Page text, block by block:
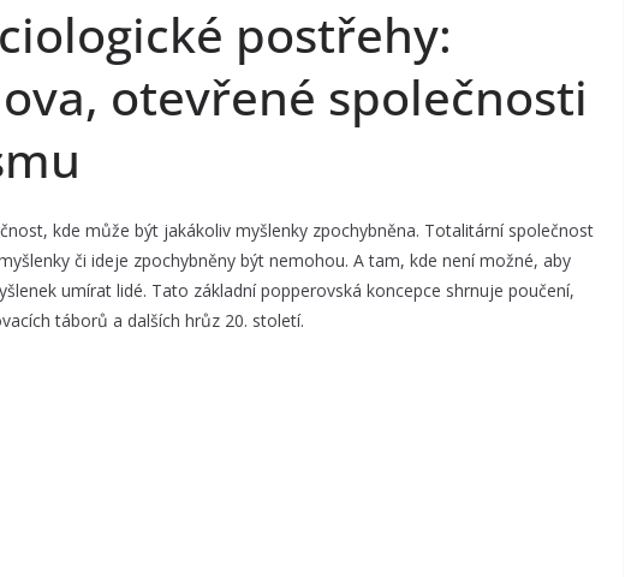
postřehy:
otevřené společnosti
kde může být jakákoliv myšlenky zpochybněna. Totalitární společnost
či ideje zpochybněny být nemohou. A tam, kde není možné, aby
umírat lidé. Tato základní popperovská koncepce shrnuje poučení,
táborů a dalších hrůz 20. století.